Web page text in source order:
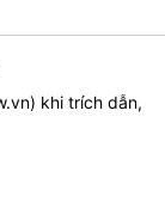
) khi trích dẫn,